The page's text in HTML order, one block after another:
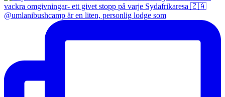
@umlanibushcamp är en liten, personlig lodge som